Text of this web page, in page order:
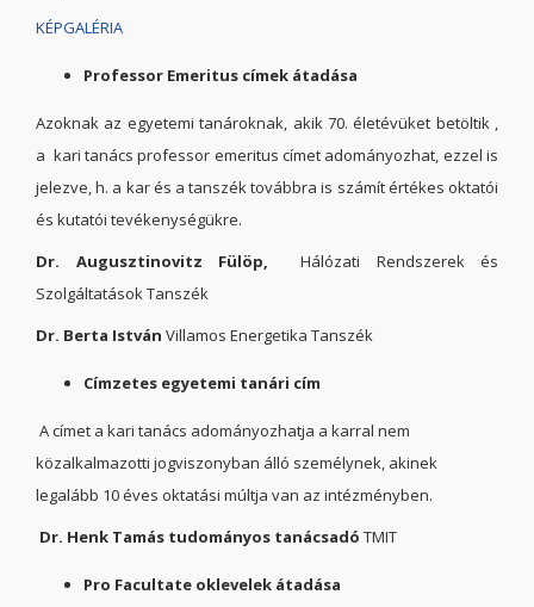
KÉPGALÉRIA
Professor Emeritus címek átadása
Azoknak az egyetemi tanároknak, akik 70. életévüket betöltik ,
a kari tanács professor emeritus címet adományozhat, ezzel is
jelezve, h. a kar és a tanszék továbbra is számít értékes oktatói
és kutatói tevékenységükre.
Dr. Augusztinovitz Fülöp, Hálózati Rendszerek és
Szolgáltatások Tanszék
Dr. Berta István Villamos Energetika Tanszék
Címzetes egyetemi tanári cím
A címet a kari tanács adományozhatja a karral nem
közalkalmazotti jogviszonyban álló személynek, akinek
legalább 10 éves oktatási múltja van az intézményben.
Dr. Henk Tamás tudományos tanácsadó TMIT
Pro Facultate oklevelek átadása